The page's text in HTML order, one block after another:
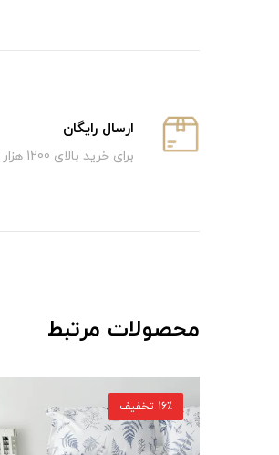
ارسال رایگان
برای خرید بالای 1200 هزار تومان
محصولات مرتبط
15٪ تخفیف